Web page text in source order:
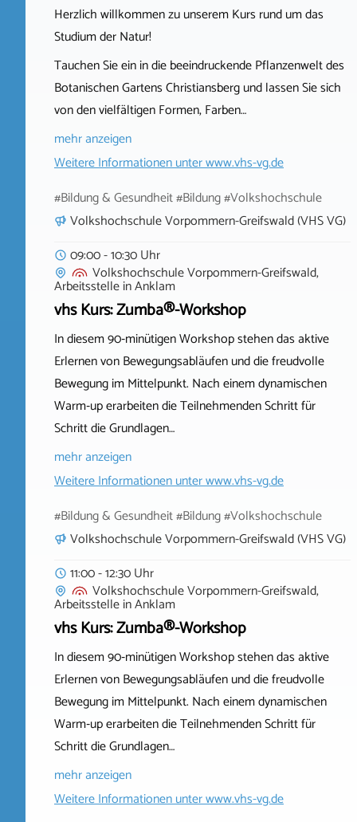
Herzlich willkommen zu unserem Kurs rund um das
Studium der Natur!
Tauchen Sie ein in die beeindruckende Pflanzenwelt des
Botanischen Gartens Christiansberg und lassen Sie sich
von den vielfältigen Formen, Farben…
mehr anzeigen
Weitere Informationen unterwww.vhs-vg.de
#Bildung & Gesundheit #Bildung #Volkshochschule
Volkshochschule Vorpommern-Greifswald (VHS VG)
09:00 - 10:30 Uhr
Volkshochschule Vorpommern-Greifswald,
ArbeitsstelleinAnklam
vhs Kurs: Zumba®-Workshop
In diesem 90‑minütigen Workshop stehen das aktive
Erlernen von Bewegungsabläufen und die freudvolle
Bewegung im Mittelpunkt. Nach einem dynamischen
Warm‑up erarbeiten die Teilnehmenden Schritt für
Schritt die Grundlagen…
mehr anzeigen
Weitere Informationen unterwww.vhs-vg.de
#Bildung & Gesundheit #Bildung #Volkshochschule
Volkshochschule Vorpommern-Greifswald (VHS VG)
11:00 - 12:30 Uhr
Volkshochschule Vorpommern-Greifswald,
ArbeitsstelleinAnklam
vhs Kurs: Zumba®-Workshop
In diesem 90‑minütigen Workshop stehen das aktive
Erlernen von Bewegungsabläufen und die freudvolle
Bewegung im Mittelpunkt. Nach einem dynamischen
Warm‑up erarbeiten die Teilnehmenden Schritt für
Schritt die Grundlagen…
mehr anzeigen
Weitere Informationen unterwww.vhs-vg.de